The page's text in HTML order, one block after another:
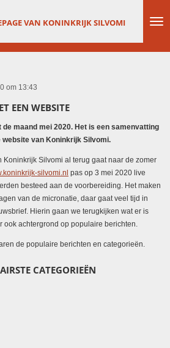
VAN KONINKRIJK SILVOMI
om 13:43
EEN WEBSITE
maand mei 2020. Het is een samenvatting
website van Koninkrijk Silvomi.
Silvomi al terug gaat naar de zomer
silvomi.nl pas op 3 mei 2020 live
besteed aan de voorbereiding. Het maken
van de micronatie, daar gaat veel tijd in
Hierin gaan we terugkijken wat er is
ook achtergrond op populaire berichten.
de populaire berichten en categorieën.
CATEGORIEËN